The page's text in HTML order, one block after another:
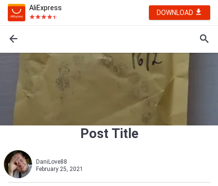
AliExpress
DOWNLOAD
Post Title
DaniLove88
February 25, 2021